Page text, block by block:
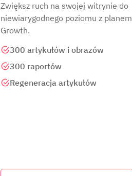
Zwiększ ruch na swojej witrynie do
niewiarygodnego poziomu z planem
Growth.
300 artykułów i obrazów
300 raportów
Regeneracja artykułów